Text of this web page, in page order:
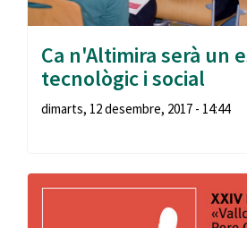
Ca n'Altimira serà un
tecnològic i social
dimarts, 12 desembre, 2017 - 14:44